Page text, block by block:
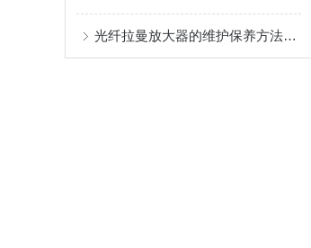
光纤拉曼放大器的维护保养方法介绍